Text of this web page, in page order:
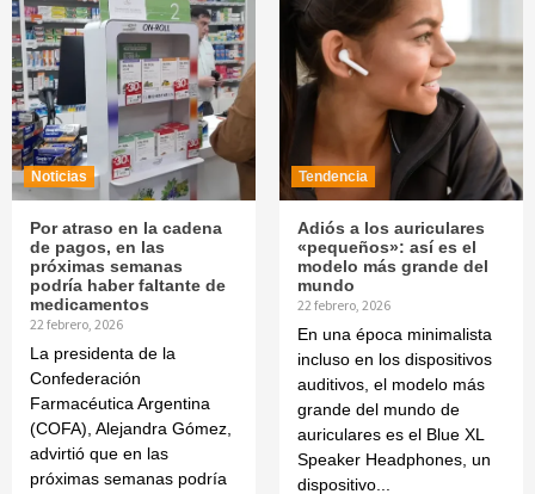
Noticias
Por atraso en la cadena
de pagos, en las
próximas semanas
podría haber faltante de
medicamentos
22 febrero, 2026
La presidenta de la
Confederación
Farmacéutica Argentina
(COFA), Alejandra Gómez,
advirtió que en las
próximas semanas podría
Tendencia
Adiós a los auriculares
«pequeños»: así es el
modelo más grande del
mundo
22 febrero, 2026
En una época minimalista
incluso en los dispositivos
auditivos, el modelo más
grande del mundo de
auriculares es el Blue XL
Speaker Headphones, un
dispositivo...